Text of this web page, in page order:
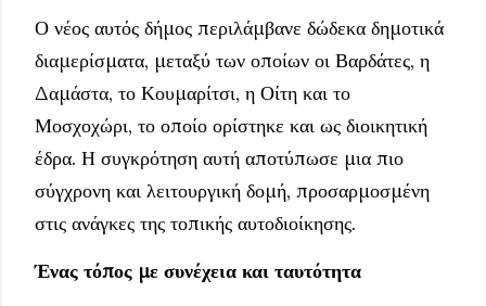
Ο νέος αυτός δήμος περιλάμβανε δώδεκα δημοτικά
διαμερίσματα, μεταξύ των οποίων οι Βαρδάτες, η
Δαμάστα, το Κουμαρίτσι, η Οίτη και το
Μοσχοχώρι, το οποίο ορίστηκε και ως διοικητική
έδρα. Η συγκρότηση αυτή αποτύπωσε μια πιο
σύγχρονη και λειτουργική δομή, προσαρμοσμένη
στις ανάγκες της τοπικής αυτοδιοίκησης.
Ένας τόπος με συνέχεια και ταυτότητα